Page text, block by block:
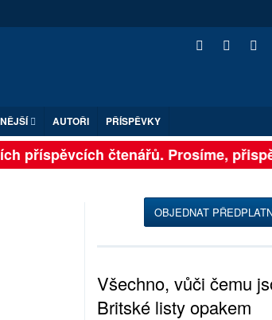
AUTOŘI PŘÍSPĚVKY
příspěvcích čtenářů. Prosíme,
OBJEDNAT
Všechno, vůči čemu
Britské listy opakem